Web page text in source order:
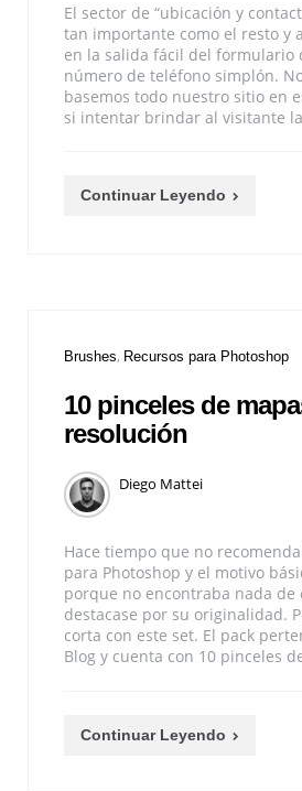
El sector de “ubicación y
tan importante como el resto y
en la salida fácil del formulario
número de teléfono simplón.
basemos todo nuestro sitio en
si intentar brindar al visitante
Continuar Leyendo
Brushes Recursos para Photoshop
10 pinceles de
resolución
Diego Mattei
Hace tiempo que no
para Photoshop y el motivo
porque no encontraba nada de
destacase por su originalidad.
corta con este set. El pack
Blog y cuenta con 10 pinceles
Continuar Leyendo